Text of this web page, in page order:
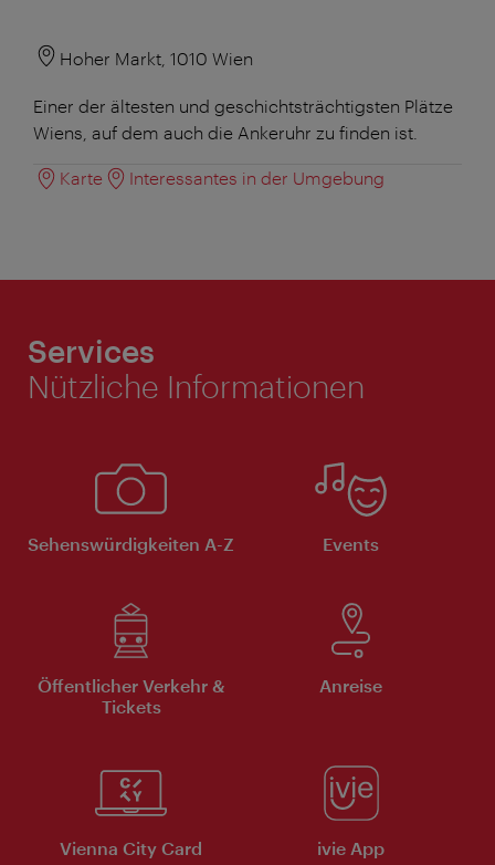
Hoher Markt, 1010 Wien
Einer der ältesten und geschichtsträchtigsten Plätze
Wiens, auf dem auch die Ankeruhr zu finden ist.
Karte Interessantes in der Umgebung
Services
Nützliche Informationen
Sehenswürdigkeiten A-Z Events
Öffentlicher Verkehr &
Tickets
Anreise
Vienna City Card ivie App